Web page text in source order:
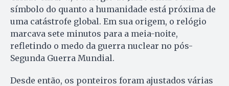
símbolo do quanto a humanidade está próxima de
uma catástrofe global. Em sua origem, o relógio
marcava sete minutos para a meia-noite,
refletindo o medo da guerra nuclear no pós-
Segunda Guerra Mundial.
Desde então, os ponteiros foram ajustados várias